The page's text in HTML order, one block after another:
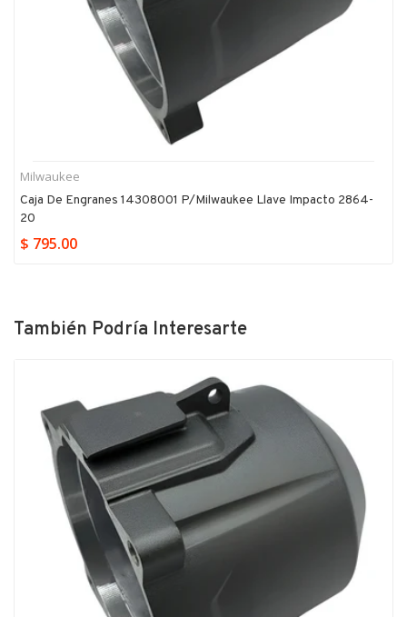
Milwaukee
Caja De Engranes 14308001 P/milwaukee Llave Impacto 2864-
20
$ 795.00
También Podría Interesarte